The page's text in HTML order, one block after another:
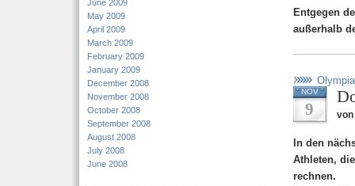
June 2009
May 2009
April 2009
March 2009
February 2009
January 2009
December 2008
November 2008
October 2008
September 2008
August 2008
July 2008
June 2008
Entgegen
außerhalb
Olympia
NOV
9
In den
Athleten,
rechnen.